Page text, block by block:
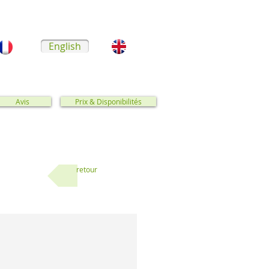
English
Avis Prix & Disponibilités
retour